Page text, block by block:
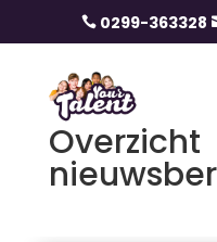
 0299-363328
Overzicht